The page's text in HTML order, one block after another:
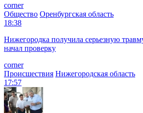
corner
Общество Оренбургская область
18:38
Нижегородка получила серьезную
начал проверку
corner
Происшествия Нижегородская область
17:57